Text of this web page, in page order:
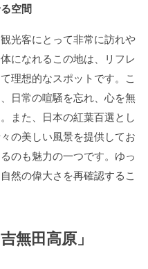
空間
光客にとって非常に訪れや
になれるこの地は、リフレ
理想的なスポットです。こ
日常の喧騒を忘れ、心を無
また、日本の紅葉百選とし
の美しい風景を提供してお
のも魅力の一つです。ゆっ
然の偉大さを再確認するこ
無田高原」